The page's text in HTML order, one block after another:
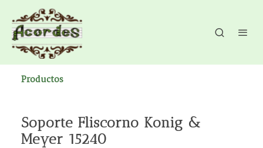
Productos
Soporte Fliscorno Konig &
Meyer 15240